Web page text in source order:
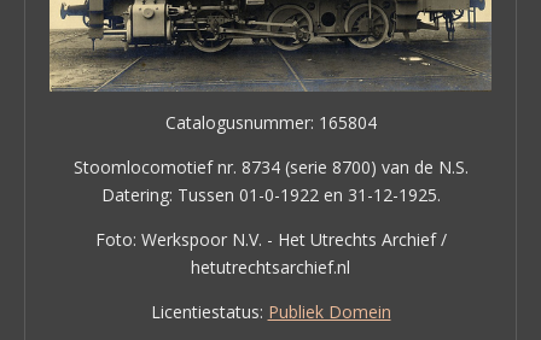
Catalogusnummer: 165804
Stoomlocomotief nr. 8734 (serie 8700) van de N.S.
Datering: Tussen 01-0-1922 en 31-12-1925.
Foto: Werkspoor N.V. - Het Utrechts Archief /
hetutrechtsarchief.nl
Licentiestatus: Publiek Domein